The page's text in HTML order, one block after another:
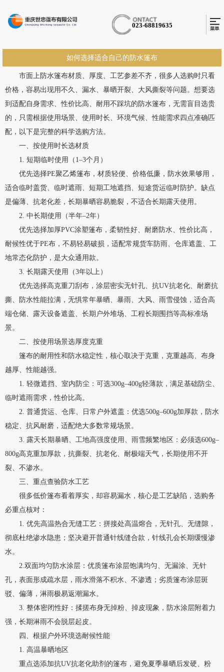
023-68819635
如何选择适合自己的防水篷布
市面上防水篷布材质、厚度、工艺参差不齐，很多人选购时只看
价格，容易出现用不久、漏水、暴晒开裂、大风撕裂等问题。想要选
到适配自身需求、性价比高、耐用不踩坑的防水篷布，无需盲目选贵
的，只需根据使用场景、使用时长、环境气候、性能需求四点准确匹
配，以下是完整的科学选购方法。
一、按使用时长选材质
1. 短期临时使用（1–3个月）
优先选择PE聚乙烯篷布，材质轻便、价格低廉，防水效果够用，
适合临时盖货、临时遮雨、短期工地遮挡、短途货运临时防护。缺点
是偏薄、抗老化差，长期暴晒容易脆裂，不适合长期露天使用。
2. 中长期使用（半年–2年）
优先选择加厚PVC涂塑篷布，柔韧性好、耐磨防水、性价比高，
耐候性优于PE布，不易轻易破损，适配常规货车防雨、仓库遮盖、工
地常态化防护，是大众通用款。
3. 长期露天使用（3年以上）
优先选择高克重刀刮布，涂层密实无针孔、抗UV抗老化、耐磨抗
撕、防水性能拉满，无惧常年暴晒、暴雨、大风、雨雪侵蚀，适合高
端仓储、露天设备遮盖、长期户外堆场、工程长期围挡等高标准场
景。
二、按使用场景选厚度克重
篷布的耐用性和防水稳定性，核心取决于克重，克重越高、布身
越厚、性能越强。
1. 轻微遮挡、室内防尘：可选300g–400g轻薄款，满足基础防尘、
临时遮雨需求，性价比高。
2. 普通货运、仓库、日常户外遮盖：优选500g–600g加厚款，防水
稳定、抗风耐磨，适配绝大多数常规场景。
3. 露天长期暴晒、工地高强度使用、雨雪频繁地区：必须选600g–
800g高克重加厚款，抗撕裂、抗老化、耐极端天气，长期使用不开
裂、不渗水。
三、重点查验防水工艺
很多低价篷布看着厚实，却容易漏水，核心是工艺缺陷，选购务
必重点核对：
1. 优先高温热合无缝工艺：拼接处高温熔合，无针孔、无缝隙，
彻底杜绝渗水隐患；坚决避开普通针线缝合款，针线孔会长期缓慢渗
水。
2.双面均匀防水涂层：优质篷布涂层饱满均匀、无漏涂、无针
孔，表面形成疏水层，雨水滑落不积水、不渗透；劣质篷布涂层斑
驳、偏薄，淋雨极易返潮漏水。
3. 整体密闭性好：揉搓布身无掉粉、掉皮现象，防水涂层附着力
强，长期淋雨不会脱层起皮。
四、根据户外环境选耐候性能
1. 高温暴晒地区
重点选添加抗UV抗老化助剂的篷布，避免夏季暴晒后发硬、粉